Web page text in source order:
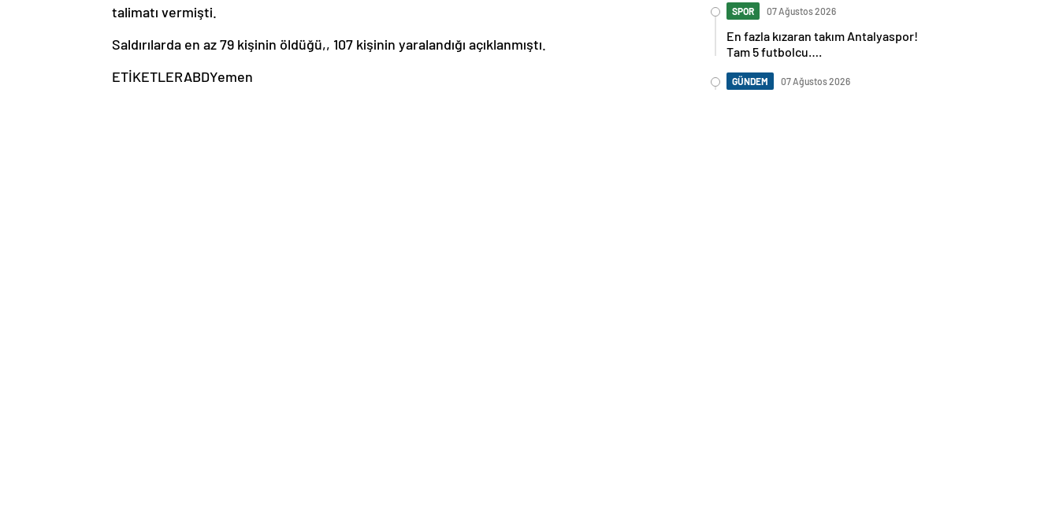
talimatı vermişti.
Saldırılarda en az 79 kişinin öldüğü,, 107 kişinin yaralandığı açıklanmıştı.
ETİKETLERABDYemen
SPOR 07 Ağustos 2026
En fazla kızaran takım Antalyaspor!
Tam 5 futbolcu….
GÜNDEM 07 Ağustos 2026